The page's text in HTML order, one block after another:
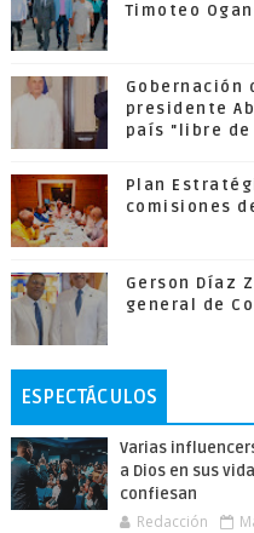
Timoteo
Gobernación
presidente
país "libre de
Plan
comisiones
Gerson Díaz
general de
ESPECTÁCULOS
Varias
a Dios en sus
confiesan
Redacción